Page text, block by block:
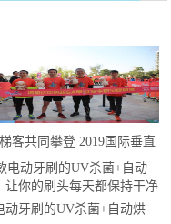
客共同攀登 2019国际垂直
超级精英赛顺德海骏达中心
开跑
动牙刷的UV杀菌+自动烘